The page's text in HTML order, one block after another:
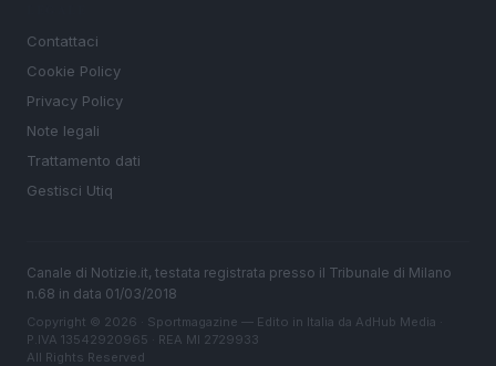
Contattaci
Cookie Policy
Privacy Policy
Note legali
Trattamento dati
Gestisci Utiq
Canale di Notizie.it, testata registrata presso il Tribunale di Milano
n.68 in data 01/03/2018
Copyright © 2026 · Sportmagazine — Edito in Italia da AdHub Media
P.IVA 13542920965 · REA MI 2729933
All Rights Reserved